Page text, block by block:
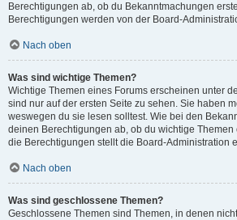
Berechtigungen ab, ob du Bekanntmachungen
Berechtigungen werden von der Board-
Nach oben
Was sind wichtige Themen?
Wichtige Themen eines Forums erscheinen unter
sind nur auf der ersten Seite zu sehen. Sie haben
weswegen du sie lesen solltest. Wie bei den
deinen Berechtigungen ab, ob du wichtige
die Berechtigungen stellt die Board-Administration
Nach oben
Was sind geschlossene Themen?
Geschlossene Themen sind Themen, in denen